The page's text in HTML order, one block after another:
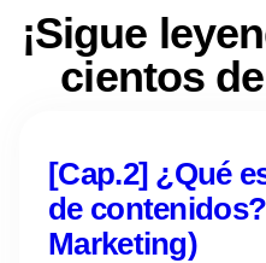
¡Sigue
cientos
[Cap.2] ¿Qué
de
Marketing)